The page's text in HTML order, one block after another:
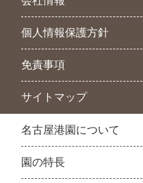
個人情報保護方針
免責事項
サイトマップ
名古屋港園について
園の特長